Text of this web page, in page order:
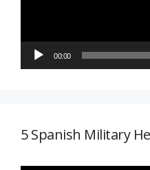
00:00
5 Spanish Military